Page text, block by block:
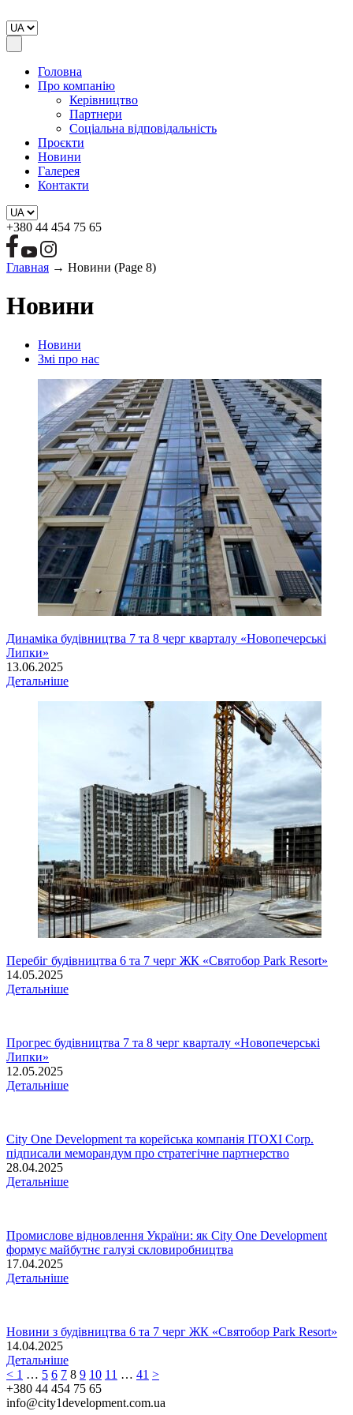
Головна
Про компанію
Керівництво
Партнери
Соціальна відповідальність
Проєкти
Новини
Галерея
Контакти
+380 44 454 75 65
Главная → Новини (Page 8)
Новини
Новини
Змі про нас
Динаміка будівництва 7 та 8 черг кварталу «Новопечерські
Липки»
13.06.2025
Детальніше
Перебіг будівництва 6 та 7 черг ЖК «Святобор Park Resort»
14.05.2025
Детальніше
Прогрес будівництва 7 та 8 черг кварталу «Новопечерські
Липки»
12.05.2025
Детальніше
City One Development та корейська компанія ITOXI Corp.
підписали меморандум про стратегічне партнерство
28.04.2025
Детальніше
Промислове відновлення України: як City One Development
формує майбутнє галузі скловиробництва
17.04.2025
Детальніше
Новини з будівництва 6 та 7 черг ЖК «Святобор Park Resort»
14.04.2025
Детальніше
< 1 … 5 6 7 8 9 10 11 … 41 >
+380 44 454 75 65
info@city1development.com.ua